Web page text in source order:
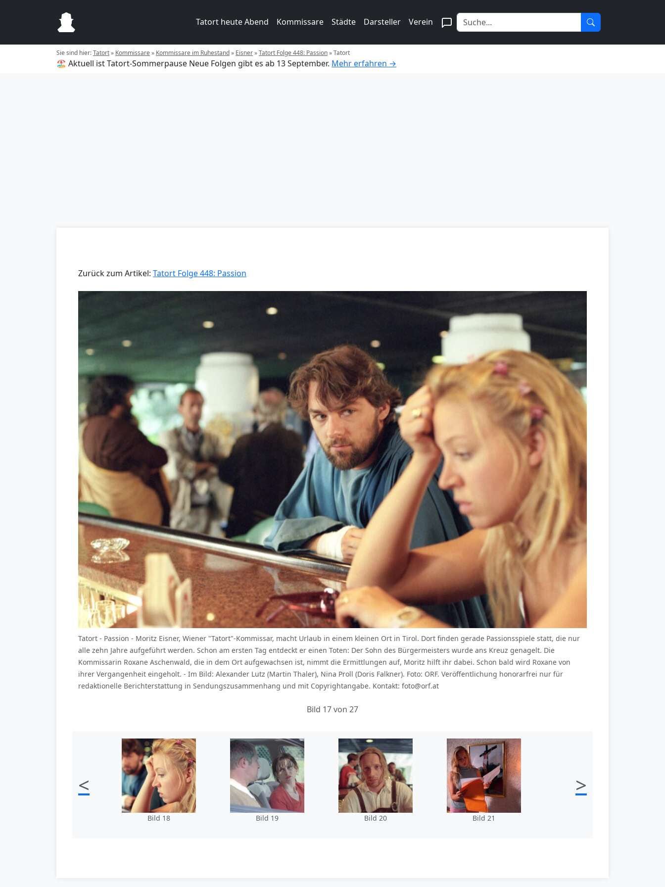
Tatort heute Abend Kommissare Städte Darsteller Verein
Sie sind hier:Tatort» Kommissare» Kommissare im Ruhestand» Eisner»Tatort Folge 448: Passion»Tatort
🏖️ Aktuell ist Tatort-Sommerpause Neue Folgen gibt es ab 13 September. Mehr erfahren →
Zurück zum Artikel: Tatort Folge 448: Passion
Tatort - Passion - Moritz Eisner, Wiener "Tatort"-Kommissar, macht Urlaub in einem kleinen Ort in Tirol. Dort finden gerade Passionsspiele statt, die nur
alle zehn Jahre aufgeführt werden. Schon am ersten Tag entdeckt er einen Toten: Der Sohn des Bürgermeisters wurde ans Kreuz genagelt. Die
Kommissarin Roxane Aschenwald, die in dem Ort aufgewachsen ist, nimmt die Ermittlungen auf, Moritz hilft ihr dabei. Schon bald wird Roxane von
ihrer Vergangenheit eingeholt. - Im Bild: Alexander Lutz (Martin Thaler), Nina Proll (Doris Falkner). Foto: ORF. Veröffentlichung honorarfrei nur für
redaktionelle Berichterstattung in Sendungszusammenhang und mit Copyrightangabe. Kontakt: foto@orf.at
Bild 17 von 27
<
Bild 18 Bild 19 Bild 20 Bild 21
>